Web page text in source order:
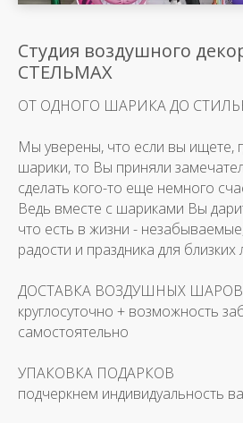
Студия воздушного
СТЕЛЬМАХ
ОТ ОДНОГО ШАРИКА ДО
Мы уверены, что если вы ищете,
шарики, то Вы приняли
сделать кого-то еще немного
Ведь вместе с шариками Вы
что есть в жизни -
радости и праздника для близких
ДОСТАВКА ВОЗДУШНЫХ ШАРОВ
круглосуточно + возможность
самостоятельно
УПАКОВКА ПОДАРКОВ
подчеркнем индивидуальность